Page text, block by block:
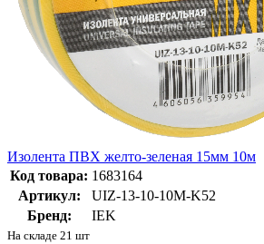
Изолента ПВХ желто-зеленая 15мм 10м
Код товара: 1683164
Артикул:
UIZ-13-10-10M-K52
Бренд:
IEK
На складе 21 шт